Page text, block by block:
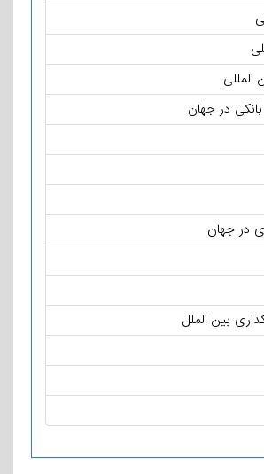
در جهان
در جهان
بین الملل